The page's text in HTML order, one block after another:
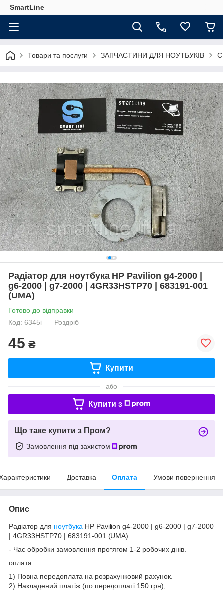
SmartLine
Товари та послуги ЗАПЧАСТИНИ ДЛЯ НОУТБУКІВ
Радіатор для ноутбука HP Pavilion g4-2000 |
g6-2000 | g7-2000 | 4GR33HSTP70 | 683191-001
(UMA)
Готово до відправки
Код: 6345i
Роздріб
45 ₴
Купити
або
Купити з
Що таке купити з Пром?
Замовлення під захистом
Доставка Оплата Умови повернення
Опис
Радіатор для ноутбука HP Pavilion g4-2000 | g6-2000 | g7-2000
| 4GR33HSTP70 | 683191-001 (UMA)
- Час обробки замовлення протягом 1-2 робочих днів.
оплата:
1) Повна передоплата на розрахунковий рахунок.
2) Накладений платіж (по передоплаті 150 грн);